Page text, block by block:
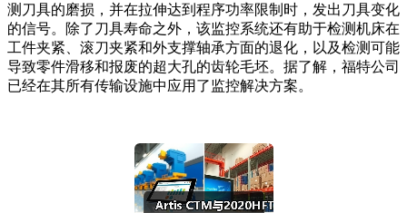
测刀具的磨损，并在拉伸达到程序功率限制时，发出刀具变化
的信号。除了刀具寿命之外，该监控系统还有助于检测机床在
工件夹紧、滚刀夹紧和外支撑轴承方面的退化，以及检测可能
导致零件滑移和报废的超大孔的齿轮毛坯。据了解，福特公司
已经在其所有传输设施中应用了监控解决方案。